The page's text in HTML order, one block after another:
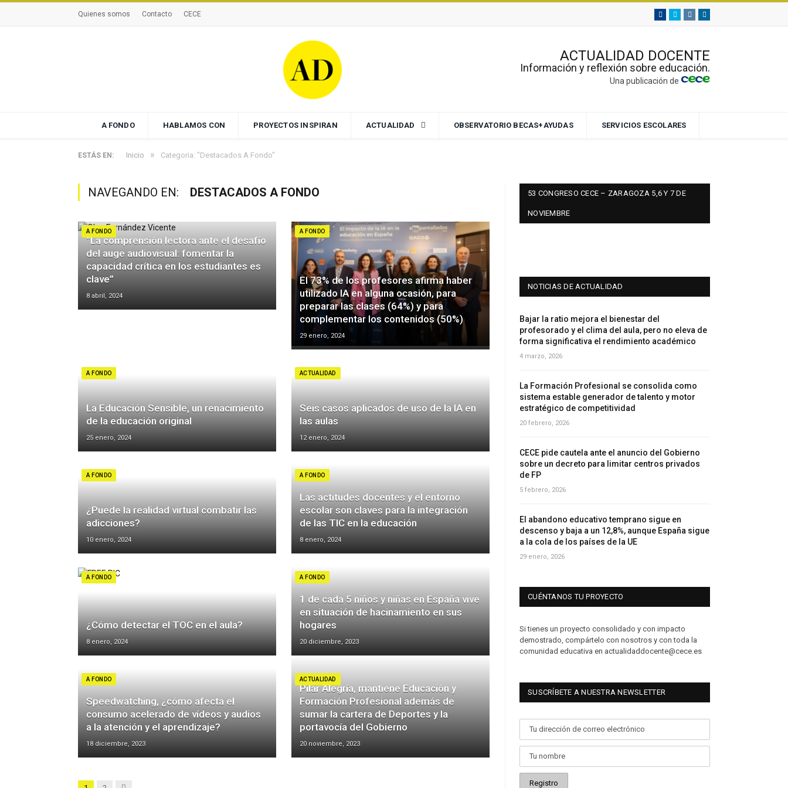
Quienes somos Contacto CECE Facebook
TwitterInstagramLinkedin
ACTUALIDAD DOCENTE
Información y reflexión sobre educación.
Una publicación de
A FONDO HABLAMOS CON PROYECTOS INSPIRAN ACTUALIDAD OBSERVATORIO BECAS+AYUDAS SERVICIOS ESCOLARES
ESTÁS EN: Inicio » Categoria: "Destacados A Fondo"
NAVEGANDO EN: DESTACADOS A FONDO
A FONDO
“La comprensión lectora ante el desafío
del auge audiovisual: fomentar la
capacidad crítica en los estudiantes es
clave”
8 abril, 2024
A FONDO
El 73% de los profesores afirma haber
utilizado IA en alguna ocasión, para
preparar las clases (64%) y para
complementar los contenidos (50%)
29 enero, 2024
A FONDO
La Educación Sensible, un renacimiento
de la educación original
25 enero, 2024
ACTUALIDAD
Seis casos aplicados de uso de la IA en
las aulas
12 enero, 2024
A FONDO
¿Puede la realidad virtual combatir las
adicciones?
10 enero, 2024
A FONDO
Las actitudes docentes y el entorno
escolar son claves para la integración
de las TIC en la educación
8 enero, 2024
A FONDO
¿Cómo detectar el TOC en el aula?
8 enero, 2024
A FONDO
1 de cada 5 niños y niñas en España vive
en situación de hacinamiento en sus
hogares
20 diciembre, 2023
A FONDO
Speedwatching, ¿cómo afecta el
consumo acelerado de vídeos y audios
a la atención y el aprendizaje?
18 diciembre, 2023
ACTUALIDAD
Pilar Alegría, mantiene Educación y
Formación Profesional además de
sumar la cartera de Deportes y la
portavocía del Gobierno
20 noviembre, 2023
53 CONGRESO CECE – ZARAGOZA 5,6 Y 7 DE
NOVIEMBRE
NOTICIAS DE ACTUALIDAD
Bajar la ratio mejora el bienestar del
profesorado y el clima del aula, pero no eleva de
forma significativa el rendimiento académico
4 marzo, 2026
La Formación Profesional se consolida como
sistema estable generador de talento y motor
estratégico de competitividad
20 febrero, 2026
CECE pide cautela ante el anuncio del Gobierno
sobre un decreto para limitar centros privados
de FP
5 febrero, 2026
El abandono educativo temprano sigue en
descenso y baja a un 12,8%, aunque España sigue
a la cola de los países de la UE
29 enero, 2026
CUÉNTANOS TU PROYECTO
Si tienes un proyecto consolidado y con impacto
demostrado, compártelo con nosotros y con toda la
comunidad educativa en actualidaddocente@cece.es
SUSCRÍBETE A NUESTRA NEWSLETTER